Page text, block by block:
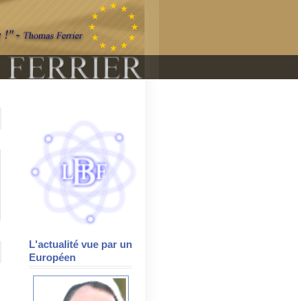
L'actualité vue par un
Européen